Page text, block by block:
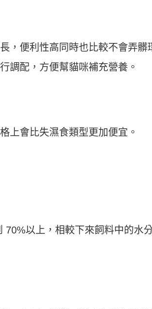
，便利性高同時也比較不會弄髒
調配，方便幫貓咪補充營養。
上會比失濕食類型更加便宜。
70%以上，相較下來飼料中的水